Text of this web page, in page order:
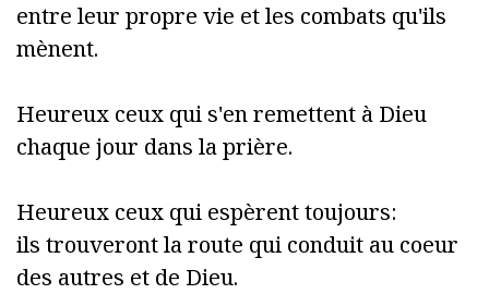
entre leur propre vie et les combats qu'ils
mènent.
Heureux ceux qui s'en remettent à Dieu
chaque jour dans la prière.
Heureux ceux qui espèrent toujours:
ils trouveront la route qui conduit au coeur
des autres et de Dieu.